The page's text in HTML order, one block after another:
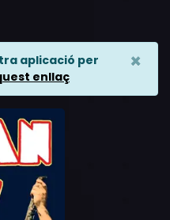
aplicació per
enllaç
×